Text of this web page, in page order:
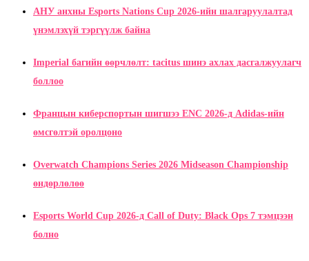
АНУ анхны Esports Nations Cup 2026-ийн шалгаруулалтад
үнэмлэхүй тэргүүлж байна
Imperial багийн өөрчлөлт: tacitus шинэ ахлах дасгалжуулагч
боллоо
Францын киберспортын шигшээ ENC 2026-д Adidas-ийн
өмсгөлтэй оролцоно
Overwatch Champions Series 2026 Midseason Championship
өндөрлөлөө
Esports World Cup 2026-д Call of Duty: Black Ops 7 тэмцээн
болно